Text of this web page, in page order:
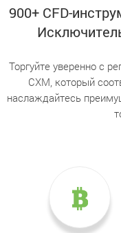
900+ CFD-
Торгуйте уверенно с
CXM, который
наслаждайтесь